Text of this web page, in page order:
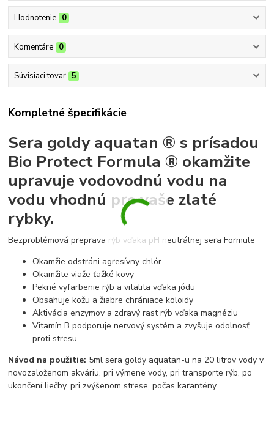
Hodnotenie 0
Komentáre 0
Súvisiaci tovar 5
Kompletné špecifikácie
Sera goldy aquatan ® s prísadou
Bio Protect Formula ® okamžite
upravuje vodovodnú vodu na
vodu vhodnú pre vaše zlaté
rybky.
Bezproblémová preprava rýb vďaka pH neutrálnej sera Formule
Okamžie odstráni agresívny chlór
Okamžite viaže ťažké kovy
Pekné vyfarbenie rýb a vitalita vďaka jódu
Obsahuje kožu a žiabre chrániace koloidy
Aktivácia enzymov a zdravý rast rýb vďaka magnéziu
Vitamín B podporuje nervový systém a zvyšuje odolnosť
proti stresu.
Návod na použitie: 5ml sera goldy aquatan-u na 20 litrov vody v
novozaloženom akváriu, pri výmene vody, pri transporte rýb, po
ukončení liečby, pri zvýšenom strese, počas karantény.